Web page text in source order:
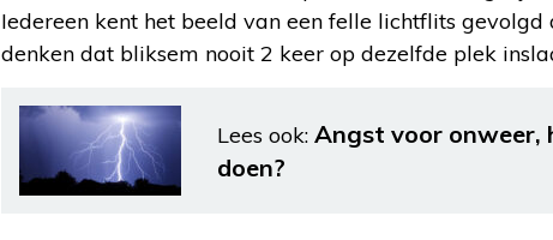
Iedereen kent het beeld van een felle lichtflits gevolgd
denken dat bliksem nooit 2 keer op dezelfde plek
Lees ook: Angst voor onweer,
doen?